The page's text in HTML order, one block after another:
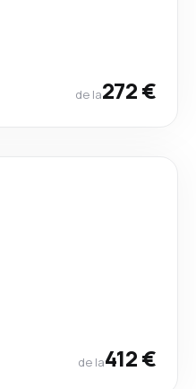
de la272 €
de la412 €